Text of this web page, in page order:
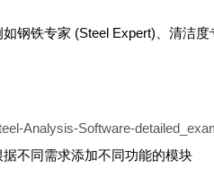
钢铁专家 (Steel Expert)、清洁
不同需求添加不同功能的模块